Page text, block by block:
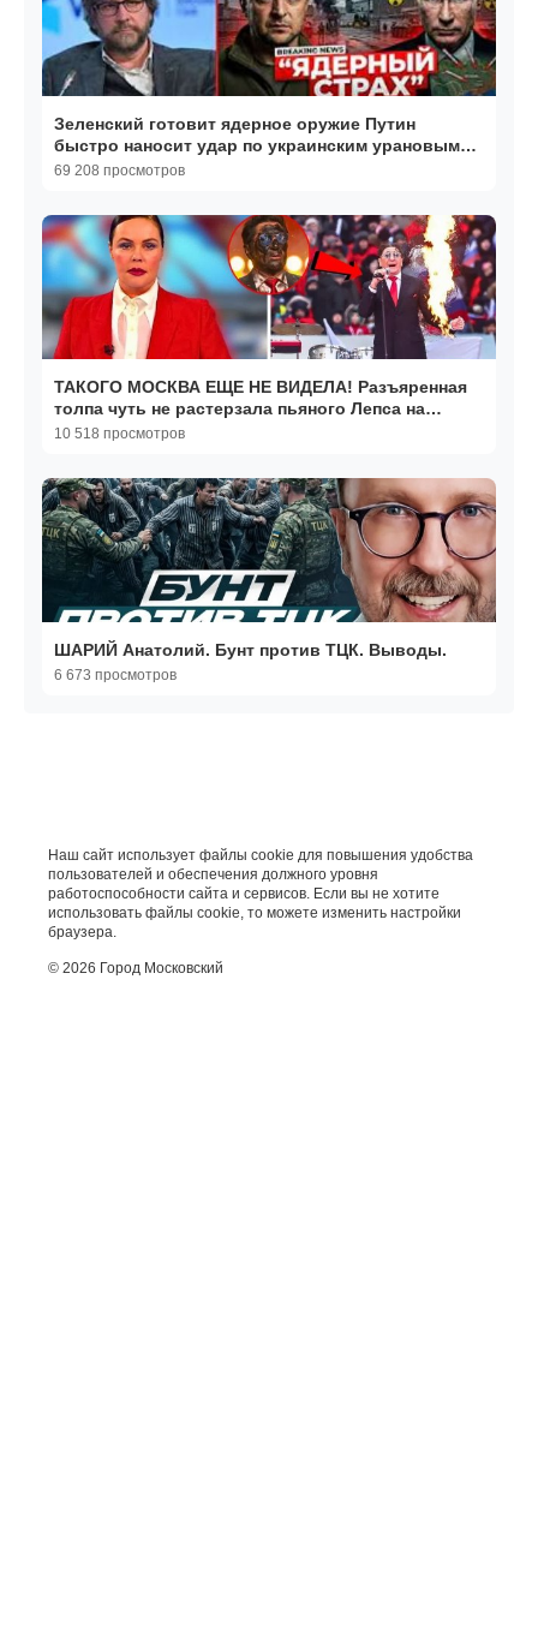
Зеленский готовит ядерное оружие Путин
быстро наносит удар по украинским урановым
объектам
69 208 просмотров
ТАКОГО МОСКВА ЕЩЕ НЕ ВИДЕЛА! Разъяренная
толпа чуть не растерзала пьяного Лепса на
концерте 9 мая!
10 518 просмотров
ШАРИЙ Анатолий. Бунт против ТЦК. Выводы.
6 673 просмотров
Наш сайт использует файлы cookie для повышения удобства
пользователей и обеспечения должного уровня
работоспособности сайта и сервисов. Если вы не хотите
использовать файлы cookie, то можете изменить настройки
браузера.
© 2026 Город Московский